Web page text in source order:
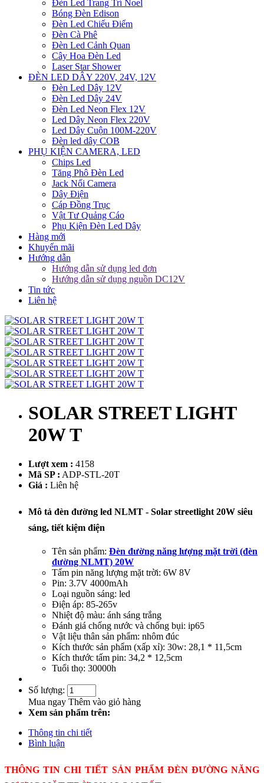
Đèn Led Trang Trí Noel
Bóng Đèn Edison
Đèn Led Chiếu Điểm
Đèn Cà Phê
Đèn Led Cảnh Quan
Cây Hoa Đèn Led
Laser Star Shower
ĐÈN LED DÂY 220V, 24V, 12V
Đèn Led Dây 12V
Đèn Led Dây 24V
Đèn Led Neon Flex 12V
Led Dây Neon Flex 220V
Led Dây Cuộn 100M-220V
Đèn led dây COB
PHỤ KIỆN CAMERA, LED
Chips Led
Tăng Phô Đèn Led
Jack Nối Camera
Dây Điện
Cáp Đồng Trục
Vật Tư Quảng Cáo
Phụ Kiện Đèn Led Dây
Hàng mới
Khuyến mãi
Hướng dẫn
Hướng dẫn sử dụng led đơn
Hướng dẫn sử dụng nguồn DC12V
Tin tức
Liên hệ
SOLAR STREET LIGHT
20W T
Lượt xem : 4158
Mã SP : ADP-STL-20T
Giá : Liên hệ
Mô tả đèn đường led NLMT - Solar streetlight 20W siêu
sáng, tiết kiệm điện
Tên sản phẩm: Đèn đường năng lượng mặt trời (đèn
đường NLMT) 20W
Tấm pin năng lượng mặt trời: 6W 8V
Pin: 3.7V 4000mAh
Loại nguồn sáng: led
Điện áp: 85-265v
Nhiệt độ màu: ánh sáng trắng
Đánh giá chống nước và chống bụi: ip65
Vật liệu thân sản phẩm: nhôm đúc
Kích thước sản phẩm (xấp xỉ): 30w: 28,1 * 11,5cm
Kích thước tấm pin: 34,2 * 12,5cm
Tuổi thọ: 30000h
Số lượng:
Mua ngay Thêm vào giỏ hàng
Xem sản phẩm trên:
Thông tin chi tiết
Bình luận
THÔNG TIN CHI TIẾT SẢN PHẨM ĐÈN ĐƯỜNG NĂNG